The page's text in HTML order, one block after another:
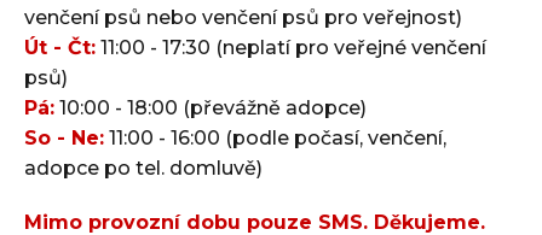
venčení psů nebo venčení psů pro veřejnost)
Út - Čt: 11:00 - 17:30 (neplatí pro veřejné venčení
psů)
Pá: 10:00 - 18:00 (převážně adopce)
So - Ne: 11:00 - 16:00 (podle počasí, venčení,
adopce po tel. domluvě)
Mimo provozní dobu pouze SMS. Děkujeme.